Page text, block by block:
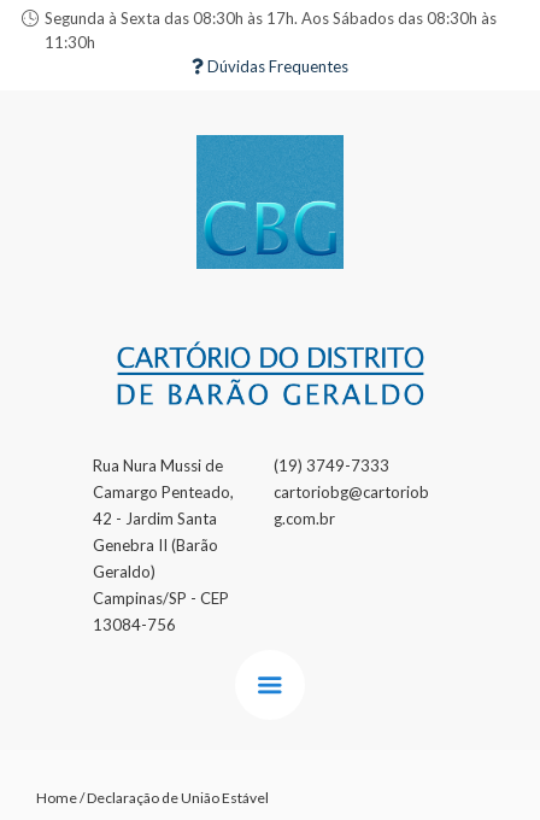
Segunda à Sexta das 08:30h às 17h. Aos Sábados das 08:30h às
11:30h
Dúvidas Frequentes
Rua Nura Mussi de
Camargo Penteado,
42 - Jardim Santa
Genebra II (Barão
Geraldo)
Campinas/SP - CEP
13084-756
(19) 3749-7333
cartoriobg@cartoriob
g.com.br
Home/Declaração de União Estável